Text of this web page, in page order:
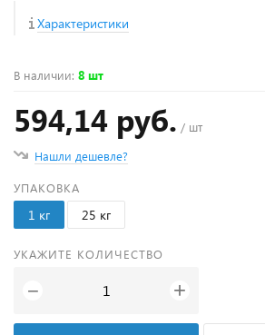
Характеристики
В наличии: 8 шт
594,14 руб. / шт
Нашли дешевле?
УПАКОВКА
1 кг 25 кг
УКАЖИТЕ КОЛИЧЕСТВО
− +